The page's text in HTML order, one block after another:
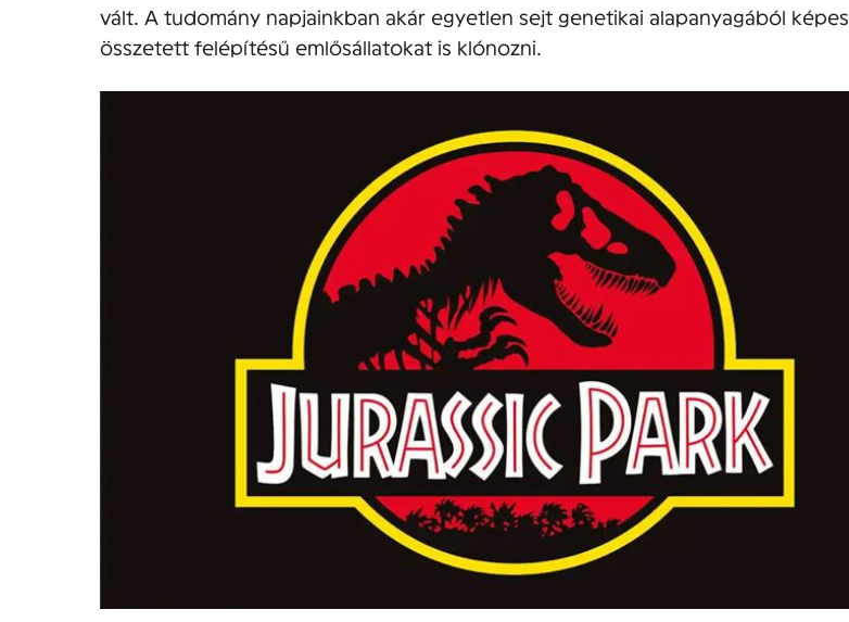
vált. A tudomány napjainkban akár egyetlen sejt genetikai alapanyagából képes
összetett felépítésű emlősállatokat is klónozni.